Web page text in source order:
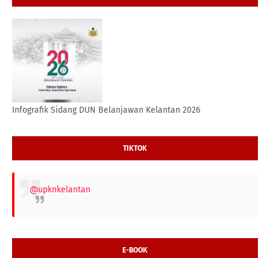
Infografik Sidang DUN Belanjawan Kelantan 2026
TIKTOK
@upknkelantan
E-BOOK